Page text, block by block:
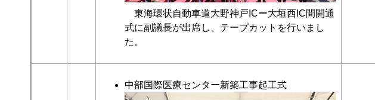
東海環状自動車道大野神戸ICー大垣西IC間開通
式に副議長が出席し、テープカットを行いまし
た。
中部国際医療センター新築工事起工式